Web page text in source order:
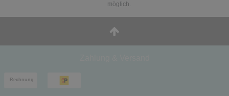
möglich.